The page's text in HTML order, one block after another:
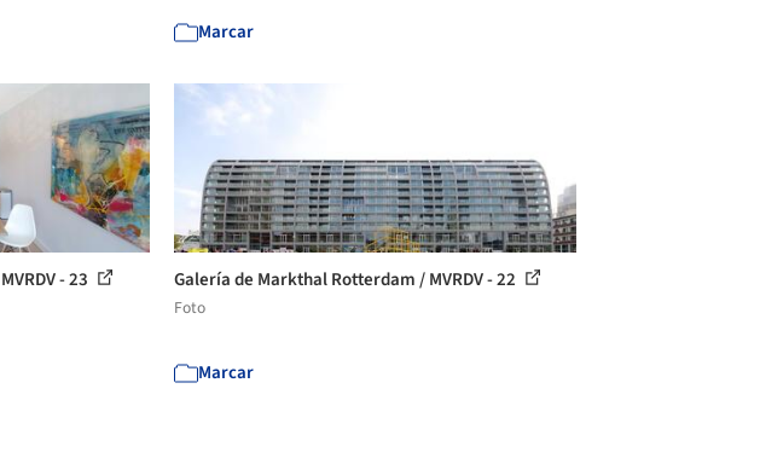
Marcar
- 23 Galería de Markthal Rotterdam / MVRDV - 22
Foto
Marcar